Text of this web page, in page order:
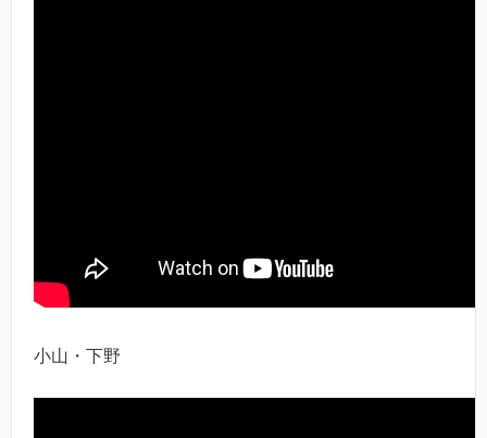
小山・下野